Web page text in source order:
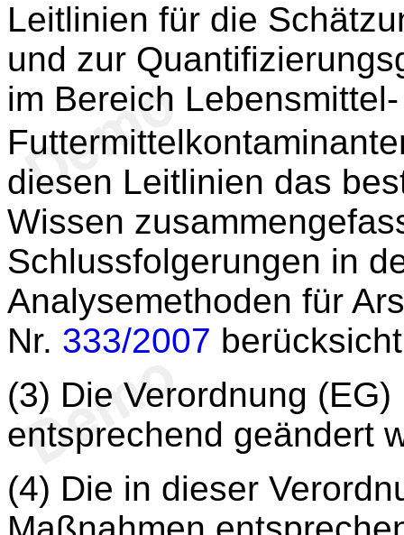
Leitlinien für die
und zur
im Bereich
diesen Leitlinien das
Wissen
Schlussfolgerungen in
Analysemethoden für
Nr. 333/2007
(3) Die Verordnung
entsprechend geändert
(4) Die in dieser